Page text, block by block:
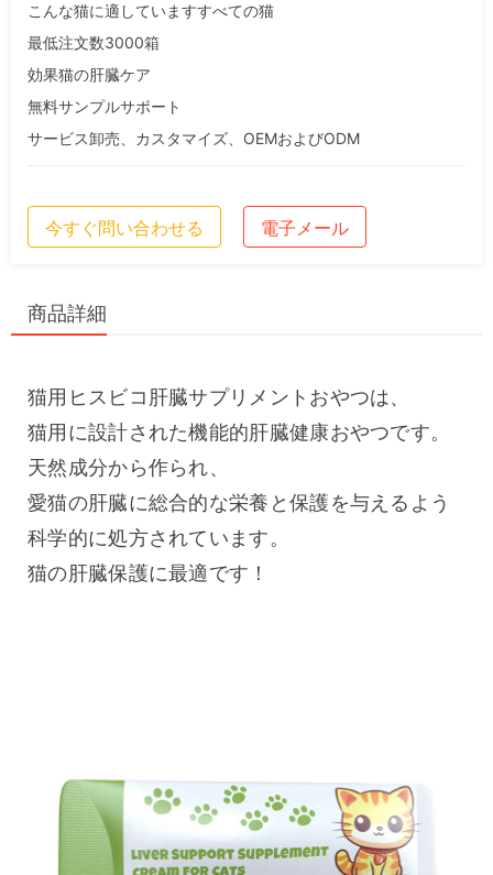
こんな猫に適していますすべての猫
最低注文数3000箱
効果猫の肝臓ケア
無料サンプルサポート
サービス卸売、カスタマイズ、OEMおよびODM
今すぐ問い合わせる 電子メール
商品詳細
猫用ヒスビコ肝臓サプリメントおやつは、
猫用に設計された機能的肝臓健康おやつです。
天然成分から作られ、
愛猫の肝臓に総合的な栄養と保護を与えるよう
科学的に処方されています。
猫の肝臓保護に最適です！